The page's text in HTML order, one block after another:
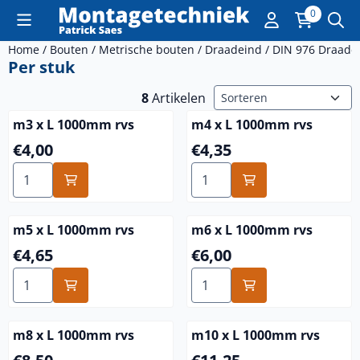
Cookievoorkeuren zijn momenteel gesloten. 0
Home / Bouten / Metrische bouten / Draadeind / DIN 976
Per stuk
8Artikelen Sorteermethode
m3 x L 1000mm rvs
Prijs: 4,00
€4,00
Aantal kiezen voor m3 x L 1000mm rvs
m4 x L 1000mm rvs
Prijs: 4,35
€4,35
Aantal kiezen voor m4 x L
m5 x L 1000mm rvs
Prijs: 4,65
€4,65
Aantal kiezen voor m5 x L 1000mm rvs
m6 x L 1000mm rvs
Prijs: 6,00
€6,00
Aantal kiezen voor m6 x L
m8 x L 1000mm rvs
m10 x L 1000mm rvs